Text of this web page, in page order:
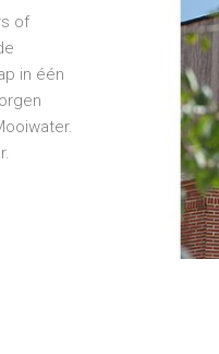
of
in één